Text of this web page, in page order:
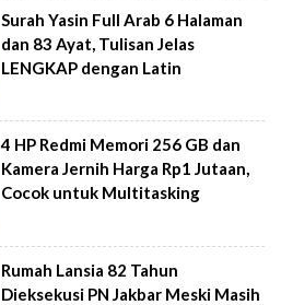
Surah Yasin Full Arab 6 Halaman
dan 83 Ayat, Tulisan Jelas
LENGKAP dengan Latin
4 HP Redmi Memori 256 GB dan
Kamera Jernih Harga Rp1 Jutaan,
Cocok untuk Multitasking
Rumah Lansia 82 Tahun
Dieksekusi PN Jakbar Meski Masih